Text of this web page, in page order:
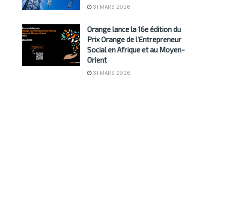
31 MARS 2026
Orange lance la 16e édition du
Prix Orange de l’Entrepreneur
Social en Afrique et au Moyen-
Orient
31 MARS 2026